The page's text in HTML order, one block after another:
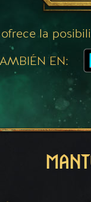
ofrece la
EN: